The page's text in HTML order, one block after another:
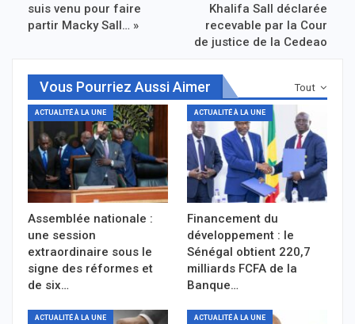
suis venu pour faire
partir Macky Sall… »
Khalifa Sall déclarée
recevable par la Cour
de justice de la Cedeao
Tout
Vous Pourriez Aussi Aimer
ACTUALITÉ À LA UNE
Assemblée nationale :
une session
extraordinaire sous le
signe des réformes et
de six…
ACTUALITÉ À LA UNE
Financement du
développement : le
Sénégal obtient 220,7
milliards FCFA de la
Banque…
ACTUALITÉ À LA UNE ACTUALITÉ À LA UNE